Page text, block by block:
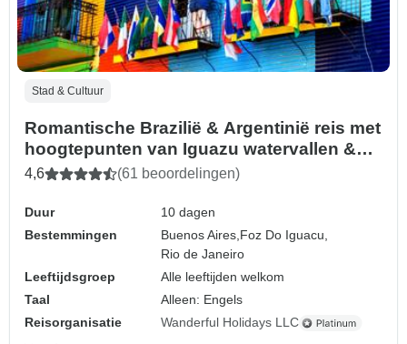
Stad & Cultuur
Romantische Brazilië & Argentinië reis met
hoogtepunten van Iguazu watervallen &
Rio
4,6 (61 beoordelingen)
Duur
10 dagen
Bestemmingen
Buenos Aires,Foz Do Iguacu,
Rio de Janeiro
Leeftijdsgroep
Alle leeftijden welkom
Taal
Alleen: Engels
Reisorganisatie
Wanderful Holidays LLC